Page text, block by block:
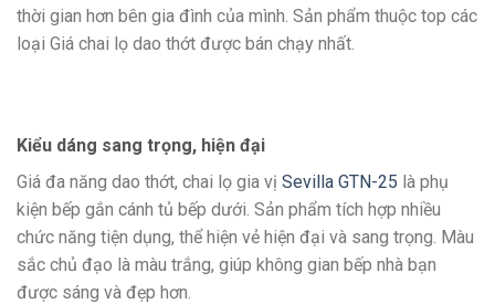
thời gian hơn bên gia đình của mình. Sản phẩm thuộc top các
loại Giá chai lọ dao thớt được bán chạy nhất.
Kiểu dáng sang trọng, hiện đại
Giá đa năng dao thớt, chai lọ gia vị Sevilla GTN-25 là phụ
kiện bếp gắn cánh tủ bếp dưới. Sản phẩm tích hợp nhiều
chức năng tiện dụng, thể hiện vẻ hiện đại và sang trọng. Màu
sắc chủ đạo là màu trắng, giúp không gian bếp nhà bạn
được sáng và đẹp hơn.